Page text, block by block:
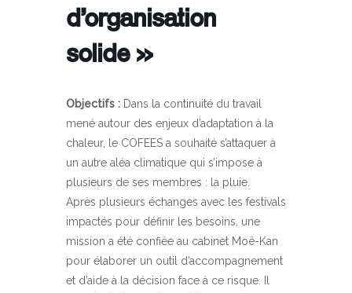
d’organisation
solide »
Objectifs : Dans la continuité du travail
mené autour des enjeux d’adaptation à la
chaleur, le COFEES a souhaité s’attaquer à
un autre aléa climatique qui s’impose à
plusieurs de ses membres : la pluie.
Après plusieurs échanges avec les festivals
impactés pour définir les besoins, une
mission a été confiée au cabinet Moë-Kan
pour élaborer un outil d’accompagnement
et d’aide à la décision face à ce risque. Il